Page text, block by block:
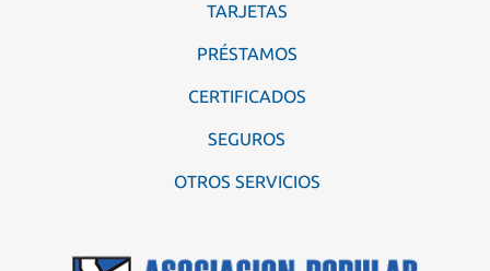
TARJETAS
PRÉSTAMOS
CERTIFICADOS
SEGUROS
OTROS SERVICIOS